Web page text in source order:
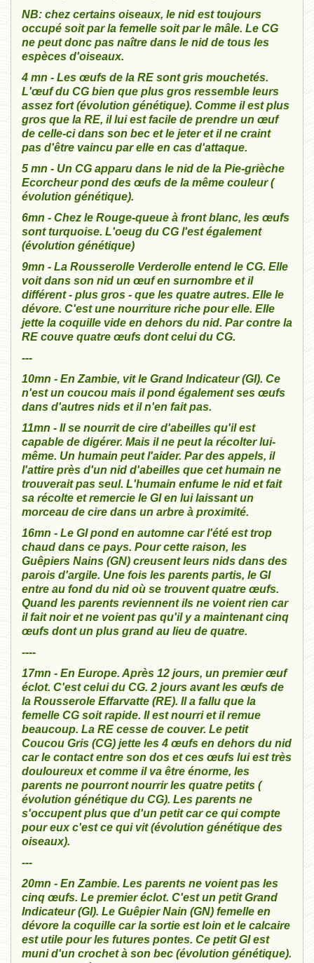
NB: chez certains oiseaux, le nid est toujours
occupé soit par la femelle soit par le mâle. Le CG
ne peut donc pas naître dans le nid de tous les
espèces d'oiseaux.
4 mn - Les œufs de la RE sont gris mouchetés.
L'œuf du CG bien que plus gros ressemble leurs
assez fort (évolution génétique). Comme il est plus
gros que la RE, il lui est facile de prendre un œuf
de celle-ci dans son bec et le jeter et il ne craint
pas d'être vaincu par elle en cas d'attaque.
5 mn - Un CG apparu dans le nid de la Pie-grièche
Ecorcheur pond des œufs de la même couleur (
évolution génétique).
6mn - Chez le Rouge-queue à front blanc, les œufs
sont turquoise. L'oeug du CG l'est également
(évolution génétique)
9mn - La Rousserolle Verderolle entend le CG. Elle
voit dans son nid un œuf en surnombre et il
différent - plus gros - que les quatre autres. Elle le
dévore. C'est une nourriture riche pour elle. Elle
jette la coquille vide en dehors du nid. Par contre la
RE couve quatre œufs dont celui du CG.
---
10mn - En Zambie, vit le Grand Indicateur (GI). Ce
n'est un coucou mais il pond également ses œufs
dans d'autres nids et il n'en fait pas.
11mn - Il se nourrit de cire d'abeilles qu'il est
capable de digérer. Mais il ne peut la récolter lui-
même. Un humain peut l'aider. Par des appels, il
l'attire près d'un nid d'abeilles que cet humain ne
trouverait pas seul. L'humain enfume le nid et fait
sa récolte et remercie le GI en lui laissant un
morceau de cire dans un arbre à proximité.
16mn - Le GI pond en automne car l'été est trop
chaud dans ce pays. Pour cette raison, les
Guêpiers Nains (GN) creusent leurs nids dans des
parois d'argile. Une fois les parents partis, le GI
entre au fond du nid où se trouvent quatre œufs.
Quand les parents reviennent ils ne voient rien car
il fait noir et ne voient pas qu'il y a maintenant cinq
œufs dont un plus grand au lieu de quatre.
----
17mn - En Europe. Après 12 jours, un premier œuf
éclot. C'est celui du CG. 2 jours avant les œufs de
la Rousserole Effarvatte (RE). Il a fallu que la
femelle CG soit rapide. Il est nourri et il remue
beaucoup. La RE cesse de couver. Le petit
Coucou Gris (CG) jette les 4 œufs en dehors du nid
car le contact entre son dos et ces œufs lui est très
douloureux et comme il va être énorme, les
parents ne pourront nourrir les quatre petits (
évolution génétique du CG). Les parents ne
s'occupent plus que d'un petit car ce qui compte
pour eux c'est ce qui vit (évolution génétique des
oiseaux).
---
20mn - En Zambie. Les parents ne voient pas les
cinq œufs. Le premier éclot. C'est un petit Grand
Indicateur (GI). Le Guêpier Nain (GN) femelle en
dévore la coquille car la sortie est loin et le calcaire
est utile pour les futures pontes. Ce petit GI est
muni d'un crochet à son bec (évolution génétique).